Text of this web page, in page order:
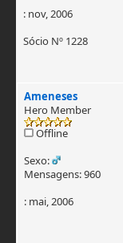
: nov, 2006
Sócio Nº 1228
Ameneses
Hero Member
Offline
Sexo:
Mensagens: 960
: mai, 2006